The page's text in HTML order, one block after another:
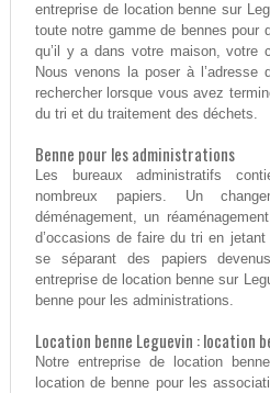
entreprise de location benne sur
toute notre gamme de bennes pour
qu’il y a dans votre maison, votre
Nous venons la poser à l’adresse
rechercher lorsque vous avez
du tri et du traitement des déchets.
Benne pour les administrations
Les bureaux administratifs
nombreux papiers. Un
déménagement, un
d’occasions de faire du tri en
se séparant des papiers
entreprise de location benne sur
benne pour les administrations.
Location benne Leguevin : location
Notre entreprise de location
location de benne pour les